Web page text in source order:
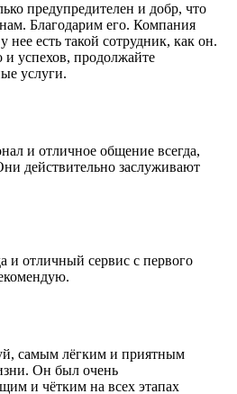
предупредителен и добр, что
Благодарим его. Компания
нее есть такой сотрудник, как он.
успехов, продолжайте
услуги.
и отличное общение всегда,
действительно заслуживают
и отличный сервис с первого
самым лёгким и приятным
Он был очень
и чётким на всех этапах